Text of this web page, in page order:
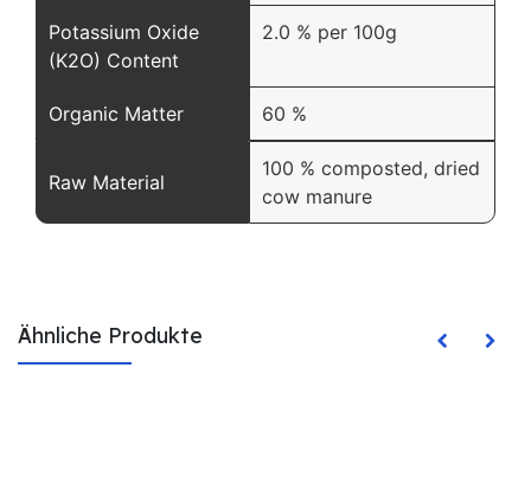
Potassium Oxide
(K2O) Content
2.0 % per 100g
Organic Matter 60 %
Raw Material
100 % composted, dried
cow manure
Ähnliche Produkte